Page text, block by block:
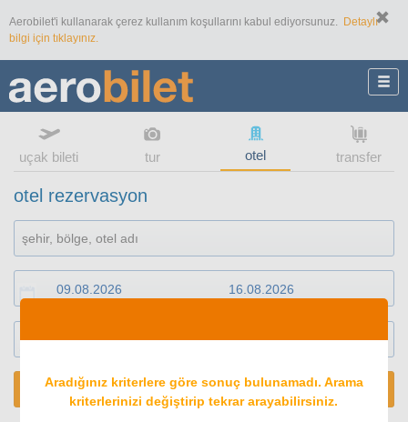
Aerobilet'i kullanarak çerez kullanım koşullarını kabul ediyorsunuz.
Detaylı
bilgi için tıklayınız.
uçak bileti tur otel transfer
otel rezervasyon
1 oda 2 konuk
ARA
Aradığınız kriterlere göre sonuç bulunamadı. Arama
kriterlerinizi değiştirip tekrar arayabilirsiniz.